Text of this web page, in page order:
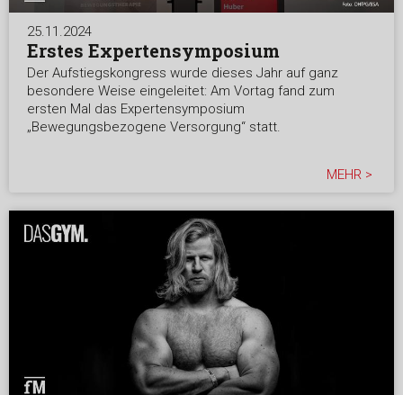
25.11.2024
Erstes Expertensymposium
Der Aufstiegskongress wurde dieses Jahr auf ganz
besondere Weise eingeleitet: Am Vortag fand zum
ersten Mal das Expertensymposium
„Bewegungsbezogene Versorgung“ statt.
MEHR >